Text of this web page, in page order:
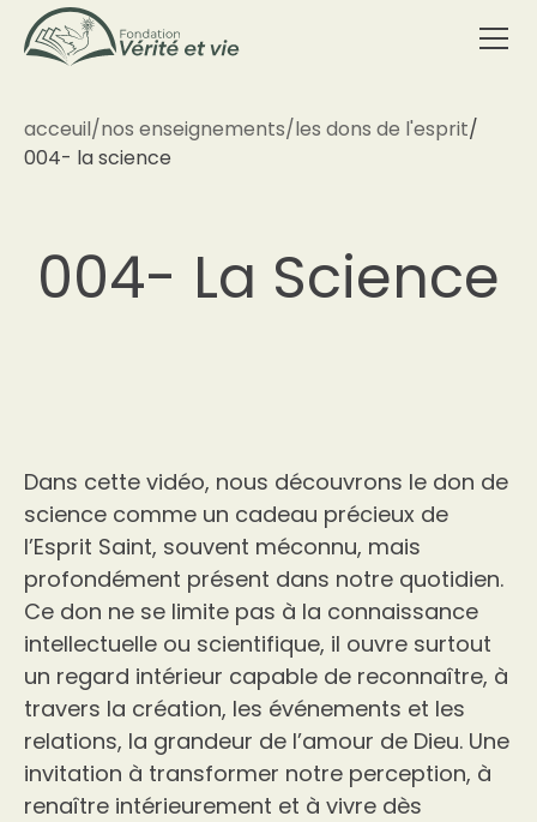
acceuil/nos enseignements/les dons de l'esprit/
004- la science
004- La Science
Dans cette vidéo, nous découvrons le don de
science comme un cadeau précieux de
l’Esprit Saint, souvent méconnu, mais
profondément présent dans notre quotidien.
Ce don ne se limite pas à la connaissance
intellectuelle ou scientifique, il ouvre surtout
un regard intérieur capable de reconnaître, à
travers la création, les événements et les
relations, la grandeur de l’amour de Dieu. Une
invitation à transformer notre perception, à
renaître intérieurement et à vivre dès